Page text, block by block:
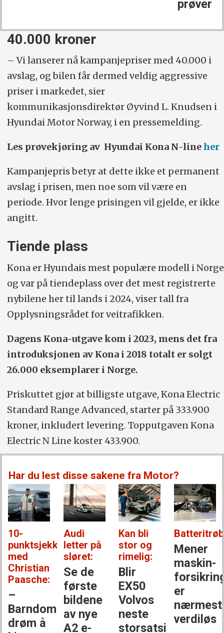
prøver
40.000 kroner
– Vi lanserer nå kampanjepriser med 40.000 i
avslag, og bilen får dermed veldig aggressive
priser i markedet, sier
kommunikasjonsdirektør Øyvind L. Knudsen i
Hyundai Motor Norway, i en pressemelding.
Les prøvekjøring av Hyundai Kona N-lineher
Kampanjepris betyr at dette ikke et permanent
avslag i prisen, men noe som vil være en
periode. Hvor lenge prisingen vil gjelde, er ikke
angitt.
Tiende plass
Kona er Hyundais mest populære modell i Norge
og var på tiendeplass over det mest registrerte
nybilene her til lands i 2024, viser tall fra
Opplysningsrådet for veitrafikken.
Dagens Kona-utgave kom i 2023, mens det fra
introduksjonen av Kona i 2018 totalt er solgt
26.000 eksemplarer i Norge.
Priskuttet gjør at billigste utgave, Kona Electric
Standard Range Advanced, starter på 333.900
kroner, inkludert levering. Topputgaven Kona
Electric N Line koster 433.900.
Har du lest disse sakene fra Motor?
10-
punktsjekken
med
Christian
Paasche:
–
Barndoms­
drøm å
Audi
letter på
sløret:
Se de
første
bildene
av nye
A2 e-
Kan bli
stor og
rimelig:
Blir
EX50
Volvos
neste
storsatsing?
Mener
maskin­
er
nærmest
verdiløs